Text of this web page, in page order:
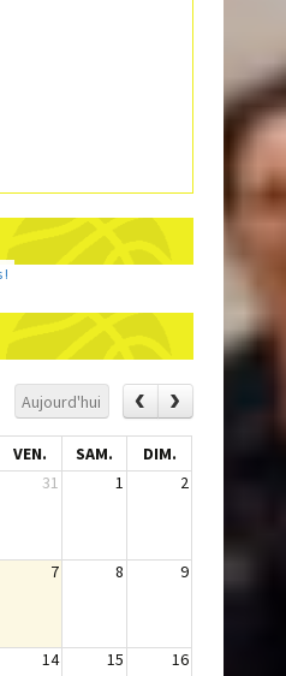
!
Aujourd'hui
VEN. SAM.
DIM.
31 1 2
7 8 9
14 15 16